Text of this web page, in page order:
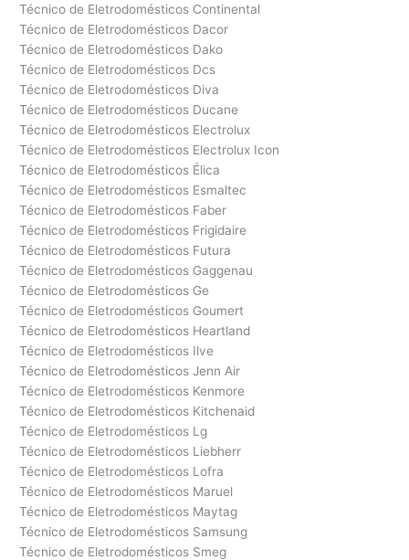
Técnico de Eletrodomésticos Continental
Técnico de Eletrodomésticos Dacor
Técnico de Eletrodomésticos Dako
Técnico de Eletrodomésticos Dcs
Técnico de Eletrodomésticos Diva
Técnico de Eletrodomésticos Ducane
Técnico de Eletrodomésticos Electrolux
Técnico de Eletrodomésticos Electrolux Icon
Técnico de Eletrodomésticos Élica
Técnico de Eletrodomésticos Esmaltec
Técnico de Eletrodomésticos Faber
Técnico de Eletrodomésticos Frigidaire
Técnico de Eletrodomésticos Futura
Técnico de Eletrodomésticos Gaggenau
Técnico de Eletrodomésticos Ge
Técnico de Eletrodomésticos Goumert
Técnico de Eletrodomésticos Heartland
Técnico de Eletrodomésticos Ilve
Técnico de Eletrodomésticos Jenn Air
Técnico de Eletrodomésticos Kenmore
Técnico de Eletrodomésticos Kitchenaid
Técnico de Eletrodomésticos Lg
Técnico de Eletrodomésticos Liebherr
Técnico de Eletrodomésticos Lofra
Técnico de Eletrodomésticos Maruel
Técnico de Eletrodomésticos Maytag
Técnico de Eletrodomésticos Samsung
Técnico de Eletrodomésticos Smeg